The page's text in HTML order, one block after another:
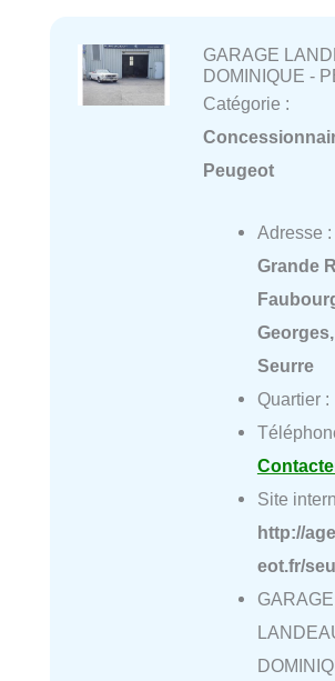
GARAGE
DOMINIQUE -
Catégorie :
Peugeot
Adresse :
Grande
Seurre
Quartier :
Site
http://
eot.fr/
GARAGE